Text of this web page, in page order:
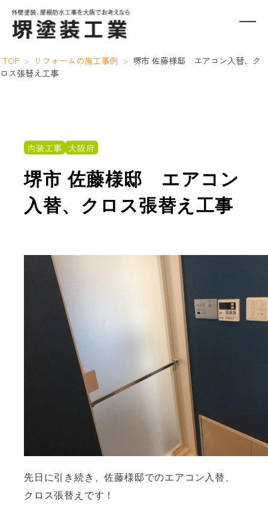
TOP > リフォームの施工事例 > 堺市 佐藤様邸 エアコン入替、ク
ロス張替え工事
内装工事 大阪府
堺市 佐藤様邸 エアコン
入替、クロス張替え工事
先日に引き続き、佐藤様邸でのエアコン入替、
クロス張替えです！